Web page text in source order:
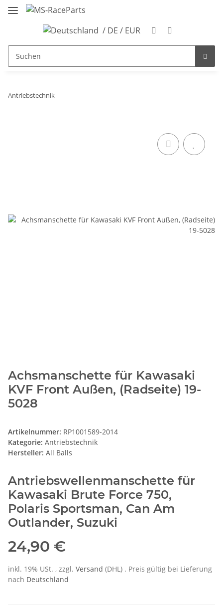
/ DE / EUR
Antriebstechnik
Achsmanschette für Kawasaki
KVF Front Außen, (Radseite) 19-
5028
Artikelnummer: RP1001589-2014
Kategorie: Antriebstechnik
Hersteller: All Balls
Antriebswellenmanschette für
Kawasaki Brute Force 750,
Polaris Sportsman, Can Am
Outlander, Suzuki
24,90 €
inkl. 19% USt. , zzgl. Versand (DHL) . Preis gültig bei Lieferung
nach Deutschland